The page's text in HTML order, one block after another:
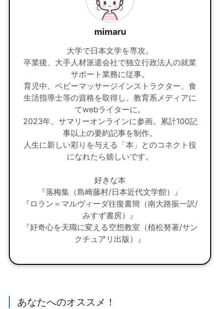
mimaru
大学で日本文学を専攻。
卒業後、大手人材派遣会社で独立行政法人の就業
サポート業務に従事。
育児中、ベビーマッサージインストラクター、食
生活指導士等の資格を取得し、教育系メディアに
てwebライターに。
2023年、サマリーオンラインに参画。累計100記
事以上の要約記事を制作。
人生に新しい彩りを与える「本」とのコネクト役
になれたら嬉しいです。
好きな本
『落梅集（島崎藤村/日本近代文学館）』
『ロラン＝マルヴィーダ往復書簡（南大路振一訳/
みすず書房）』
『好奇心を天職に変える空想教室（植松努著/サン
クチュアリ出版）』
あなたへのオススメ！